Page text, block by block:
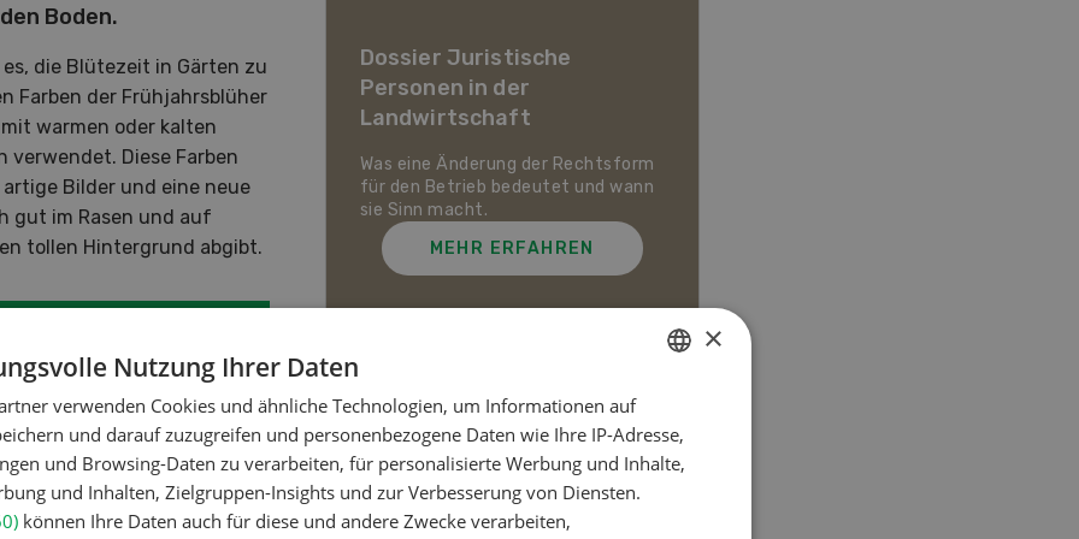
Boden.
die Blütezeit in Gärten zu
Farben der Frühjahrsblüher
warmen oder kalten
verwendet. Diese Farben
Bilder und eine neue
gut im Rasen und auf
tollen Hintergrund abgibt.
Neu bepflanzungen
setzen
Landwirtschaft im
den Schweizer Pflanzenbau
Tierhaltung zukommt und
gegen Hitze,
und Extremwetter
kann.
MEHR ERFAHREN
Dossier Juristische
Personen in der
Landwirtschaft
Was eine Änderung der Rechtsform
für den Betrieb bedeutet und wann
sie Sinn macht.
MEHR ERFAHREN
Meistgelesene Artikel
Nutztiere
FRENCH
×
Nutzung Ihrer Daten
verwenden Cookies und ähnliche Technologien, um Informationen auf
und darauf zuzugreifen und personenbezogene Daten wie Ihre IP-Adresse,
und Browsing-Daten zu verarbeiten, für personalisierte Werbung und Inhalte,
und Inhalten, Zielgruppen-Insights und zur Verbesserung von Diensten.
können Ihre Daten auch für diese und andere Zwecke verarbeiten,